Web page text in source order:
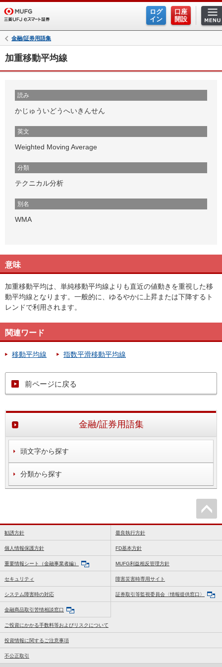
ログ
イン
口座
開設
金融/証券用語集
加重移動平均線
読み
かじゅういどうへいきんせん
英文
Weighted Moving Average
分類
テクニカル分析
別名
WMA
意味
加重移動平均は、単純移動平均線よりも直近の値動きを重視した移
動平均線となります。一般的に、ゆるやかに上昇または下降するト
レンドで利用されます。
関連ワード
移動平均線 指数平滑移動平均線
前ページに戻る
金融/証券用語集
頭文字から探す
分類から探す
勧誘方針 最良執行方針
個人情報保護方針 FD基本方針
重要情報シート（金融事業者編） MUFG利益相反管理方針
セキュリティ 障害災害時専用サイト
システム障害時の対応 証券取引等監視委員会〈情報提供窓口〉
金融商品取引苦情相談窓口
ご投資にかかる手数料等およびリスクについて
投資情報に関するご注意事項
不公正取引